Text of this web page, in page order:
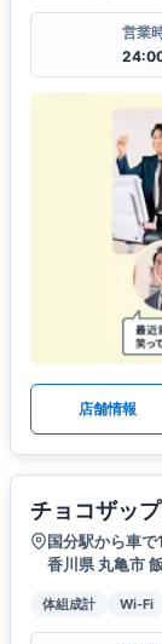
営業
店舗情報
チョコザッ
国分駅から車で
香川県 丸亀市
体組成計 Wi-Fi